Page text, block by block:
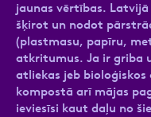
jaunas vērtības.
šķirot un nodot
(plastmasu, papīru,
atkritumus. Ja ir griba
atliekas jeb
kompostā arī mājas
ieviesīsi kaut daļu no